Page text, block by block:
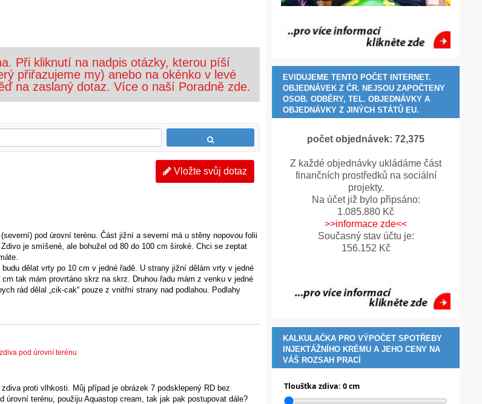
Při kliknutí na nadpis otázky, kterou píší
přiřazujeme my) anebo na okénko v levé
na zaslaný dotaz. Více o naší Poradně zde.
Vložte svůj dotaz
pod úrovní terénu. Část jižní a severní má u stěny nopovou folii
je smíšené, ale bohužel od 80 do 100 cm široké. Chci se zeptat
dělat vrty po 10 cm v jedné řadě. U strany jižní dělám vrty v jedné
tak mám provrtáno skrz na skrz. Druhou řadu mám z venku v jedné
rád dělal „cik-cak“ pouze z vnitřní strany nad podlahou. Podlahy
pod úrovní terénu
proti vlhkosti. Můj případ je obrázek 7 podsklepený RD bez
terénu, použiju Aquastop cream, tak jak pak postupovat dále?
EVIDUJEME TENTO POČET INTERNET.
OBJEDNÁVEK Z ČR. NEJSOU ZAPOČTENY
OSOB. ODBĚRY, TEL. OBJEDNÁVKY A
OBJEDNÁVKY Z JINÝCH STÁTŮ EU.
počet objednávek: 72,390
Z každé objednávky ukládáme část
finančních prostředků na sociální
projekty.
Na účet již bylo připsáno:
1.085.880 Kč
>>informace zde<<
Současný stav účtu je:
156.152 Kč
KALKULAČKA PRO VÝPOČET SPOTŘEBY
INJEKTÁŽNÍHO KRÉMU A JEHO CENY NA
VÁŠ ROZSAH PRACÍ
Tloušťka zdiva: 0cm